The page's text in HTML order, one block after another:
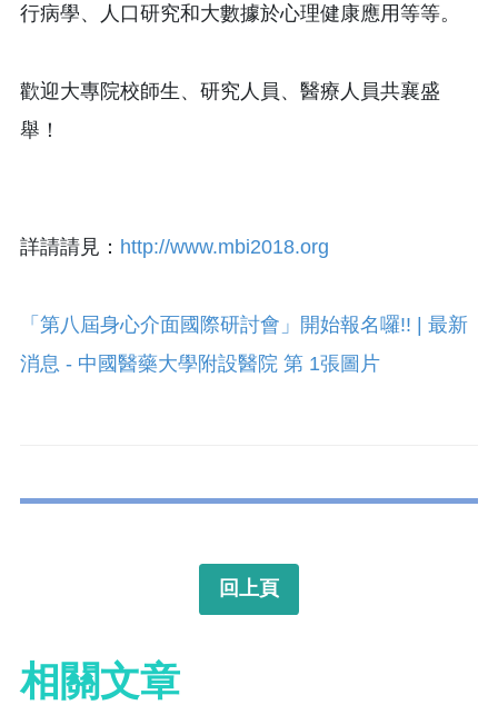
行病學、人口研究和大數據於心理健康應用等等。
歡迎大專院校師生、研究人員、醫療人員共襄盛
舉！
詳請請見： http://www.mbi2018.org
回上頁
相關文章